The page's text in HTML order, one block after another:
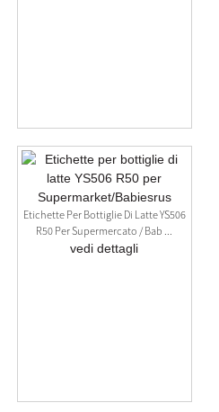
Etichette Per Bottiglie Di Latte YS506
R50 Per Supermercato / Bab ...
vedi dettagli